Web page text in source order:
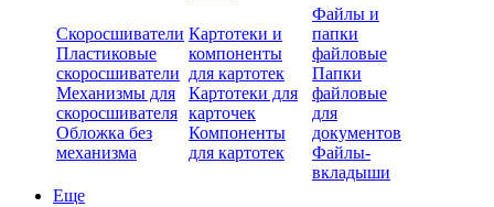
Скоросшиватели
Пластиковые
скоросшиватели
Механизмы для
скоросшивателя
Обложка без
механизма
Картотеки и
компоненты
для картотек
Картотеки для
карточек
Компоненты
для картотек
Файлы и
папки
файловые
Папки
файловые
для
документов
Файлы-
вкладыши
Еще